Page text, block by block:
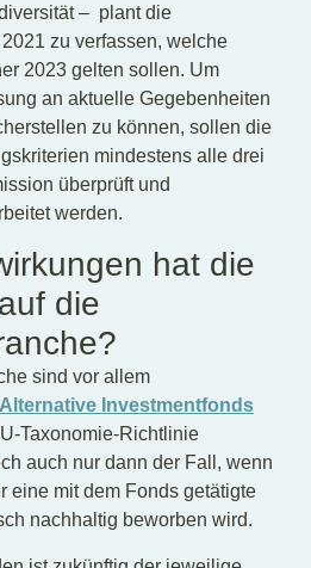
– plant die
zu verfassen, welche
2023 gelten sollen. Um
an aktuelle Gegebenheiten
zu können, sollen die
mindestens alle drei
überprüft und
werden.
hat die
die
sind vor allem
Investmentfonds
Taxonomie-Richtlinie
auch nur dann der Fall, wenn
eine mit dem Fonds getätigte
nachhaltig beworben wird.